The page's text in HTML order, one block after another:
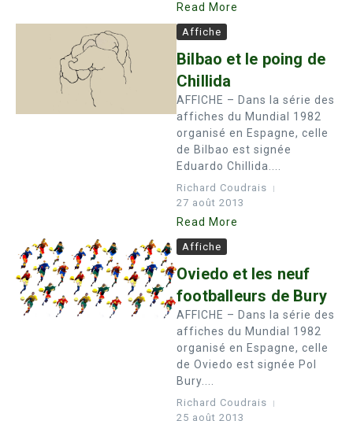
Read More
Affiche
Bilbao et le poing de
Chillida
AFFICHE – Dans la série des
affiches du Mundial 1982
organisé en Espagne, celle
de Bilbao est signée
Eduardo Chillida....
Richard Coudrais
27 août 2013
Read More
Affiche
Oviedo et les neuf
footballeurs de Bury
AFFICHE – Dans la série des
affiches du Mundial 1982
organisé en Espagne, celle
de Oviedo est signée Pol
Bury....
Richard Coudrais
25 août 2013